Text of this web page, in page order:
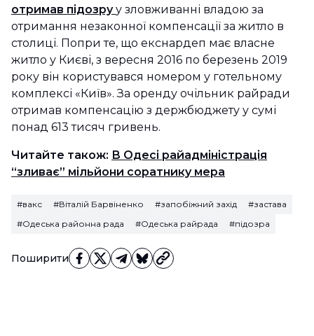
Поширити
отримав підозруу зловживанні владою за
отримання незаконної компенсації за житло в
столиці. Попри те, що екснардеп має власне
житло у Києві, з вересня 2016 по березень 2019
року він користувався номером у готельному
комплексі «Київ». За оренду очільник райради
отримав компенсацію з держбюджету у сумі
понад 613 тисяч гривень.
Читайте також: В Одесі райадміністрація
“зливає” мільйони соратнику мера
#вакс #Віталій Барвіненко #запобіжний захід
#застава
#Одеська районна рада
#Одеська райрада #підозра